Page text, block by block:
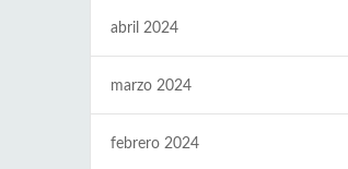
abril 2024
marzo 2024
febrero 2024